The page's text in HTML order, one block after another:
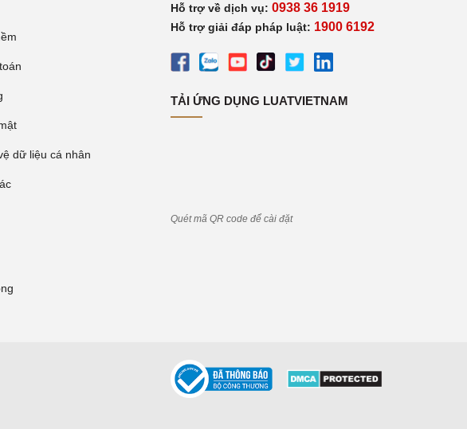
dữ liệu cá nhân
Hỗ trợ về dịch vụ: 0938 36 1919
Hỗ trợ giải đáp pháp luật: 1900 6192
TẢI ỨNG DỤNG LUATVIETNAM
Quét mã QR code để cài đặt